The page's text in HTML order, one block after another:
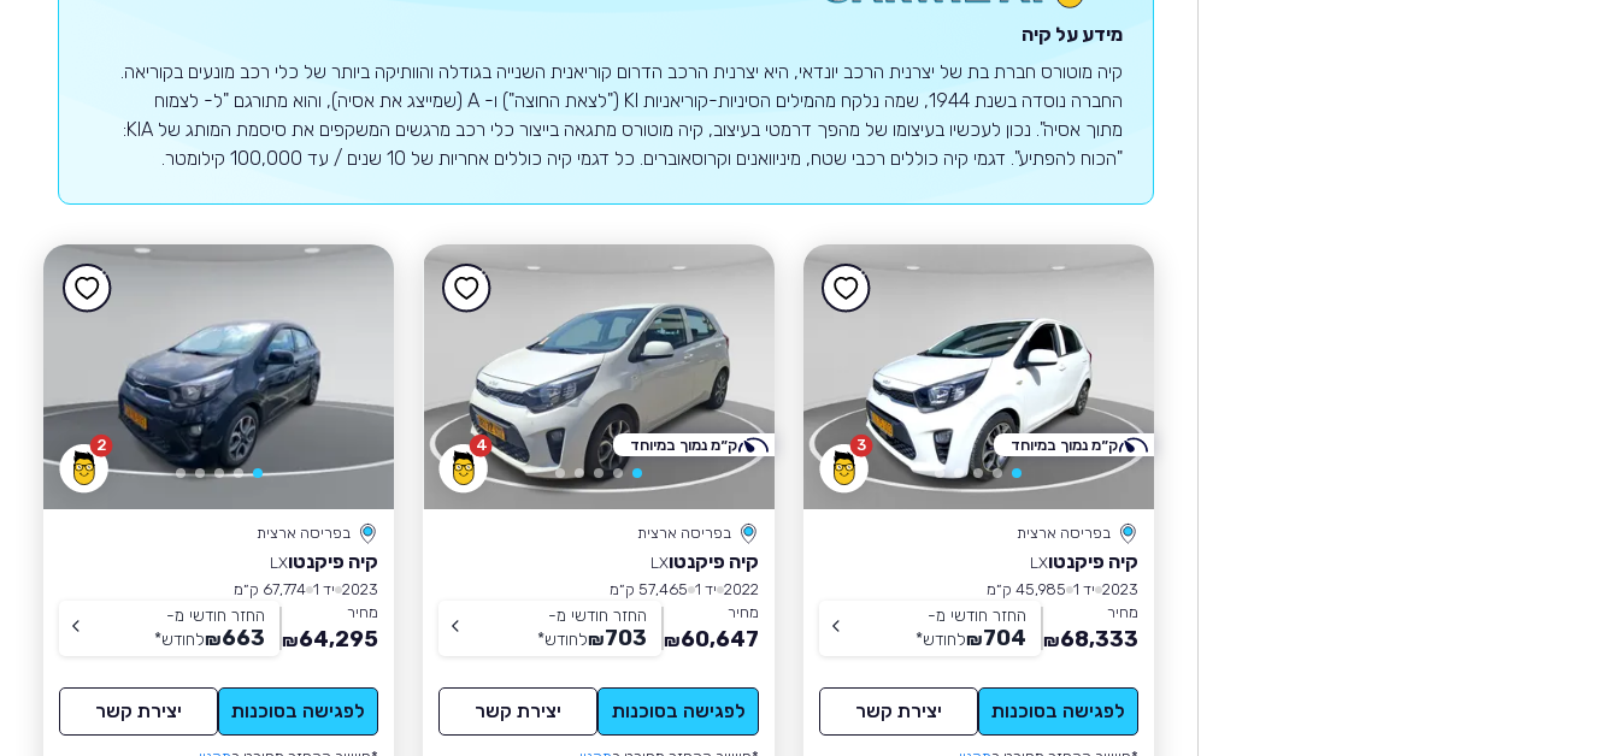
מידע על קיה
קיה מוטורס חברת בת של יצרנית הרכב יונדאי, היא יצרנית הרכב הדרום קוריאנית השנייה בגודלה והוותיקה ביותר של כלי רכב מונעים בקוריאה.
החברה נוסדה בשנת 1944, שמה נלקח מהמילים הסיניות-קוריאניות KI ("לצאת החוצה") ו- A (שמייצג את אסיה), והוא מתורגם "ל- לצמוח
מתוך אסיה". נכון לעכשיו בעיצומו של מהפך דרמטי בעיצוב, קיה מוטורס מתגאה בייצור כלי רכב מרגשים המשקפים את סיסמת המותג של KIA:
"הכוח להפתיע". דגמי קיה כוללים רכבי שטח, מיניוואנים וקרוסאוברים. כל דגמי קיה כוללים אחריות של 10 שנים / עד 100,000 קילומטר.
3
בפריסה ארצית
קיה פיקנטוLX
2023 יד 1
45,985 ק״מ
מחיר
68,333
₪
החזר חודשי מ-
704
₪לחודש*
לפגישה בסוכנות יצירת קשר
ק״מ נמוך במיוחד 4
בפריסה ארצית
קיה פיקנטוLX
2022 יד 1
57,465 ק״מ
מחיר
60,647
₪
החזר חודשי מ-
703
₪לחודש*
לפגישה בסוכנות יצירת קשר
ק״מ נמוך במיוחד 2
בפריסה ארצית
קיה פיקנטוLX
2023 יד 1
67,774 ק״מ
מחיר
64,295
₪
החזר חודשי מ-
663
₪לחודש*
לפגישה בסוכנות יצירת קשר